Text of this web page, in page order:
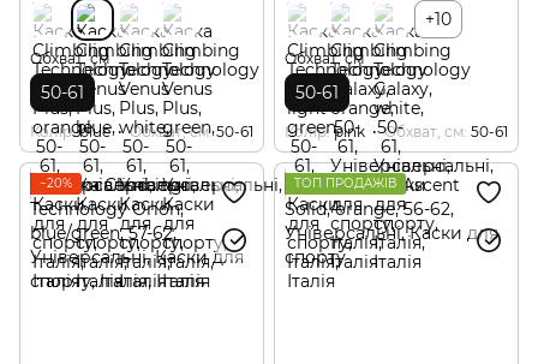
Обхват, см
50-61
Колір blue Обхват, см 50-61
+10
Обхват, см
50-61
Колір pink Обхват, см 50-61
−20% ТОП ПРОДАЖІВ